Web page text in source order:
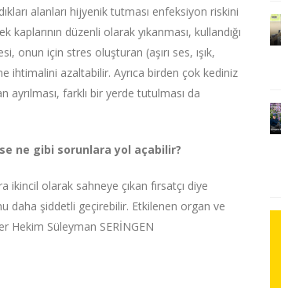
alanları hijyenik tutması enfeksiyon riskini
düzenli olarak yıkanması, kullandığı
onun için stres oluşturan (aşırı ses, ışık,
ihtimalini azaltabilir. Ayrıca birden çok kediniz
farklı bir yerde tutulması da
ne gibi sorunlara yol açabilir?
ikincil olarak sahneye çıkan fırsatçı diye
daha şiddetli geçirebilir. Etkilenen organ ve
Hekim Süleyman SERİNGEN